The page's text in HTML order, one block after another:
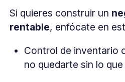
Si quieres construir un
rentable, enfócate en
Control de inventario
no quedarte sin lo